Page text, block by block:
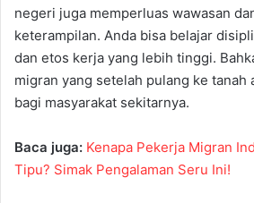
negeri juga memperluas wawasan
keterampilan. Anda bisa belajar
dan etos kerja yang lebih tinggi.
migran yang setelah pulang ke tanah
bagi masyarakat sekitarnya.
Baca juga: Kenapa Pekerja Migran
Tipu? Simak Pengalaman Seru Ini!